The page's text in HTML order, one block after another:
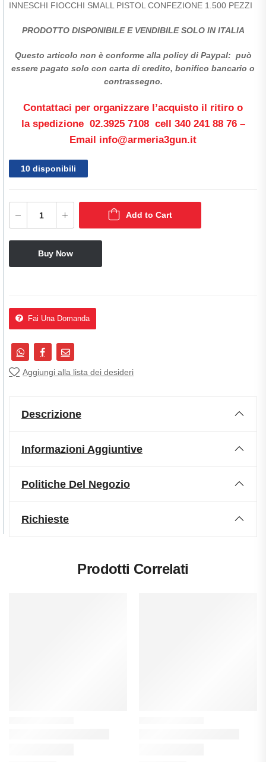
INNESCHI FIOCCHI SMALL PISTOL CONFEZIONE 1.500 PEZZI
PRODOTTO DISPONIBILE E VENDIBILE SOLO IN ITALIA
Questo articolo non è conforme alla policy di Paypal: può
essere pagato solo con carta di credito, bonifico bancario o
contrassegno.
Contattaci per organizzare l’acquisto il ritiro o
la spedizione 02.3925 7108 cell 340 241 88 76 –
Email info@armeria3gun.it
10 disponibili
Add to Cart
Buy Now
Fai Una Domanda
Aggiungi alla lista dei desideri
Descrizione
Informazioni Aggiuntive
Politiche Del Negozio
Richieste
Prodotti Correlati